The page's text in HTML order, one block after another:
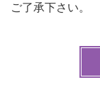
ご了承下さい。